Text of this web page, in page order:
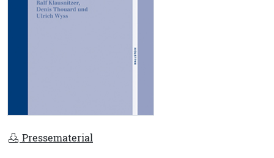
Pressematerial